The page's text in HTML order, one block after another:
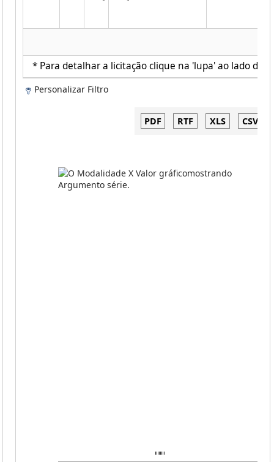
* Para detalhar a licitação clique na 'lupa' ao lado de
Personalizar Filtro